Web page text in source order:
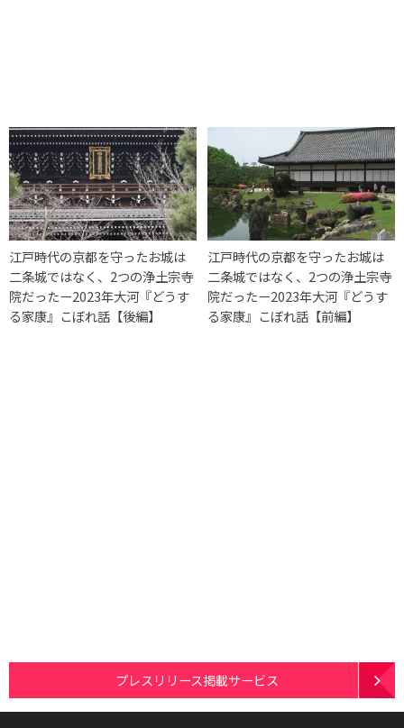
江戸時代の京都を守ったお城は
二条城ではなく、2つの浄土宗寺
院だったー2023年大河『どうす
る家康』こぼれ話【後編】
江戸時代の京都を守ったお城は
二条城ではなく、2つの浄土宗寺
院だったー2023年大河『どうす
る家康』こぼれ話【前編】
プレスリリース掲載サービス